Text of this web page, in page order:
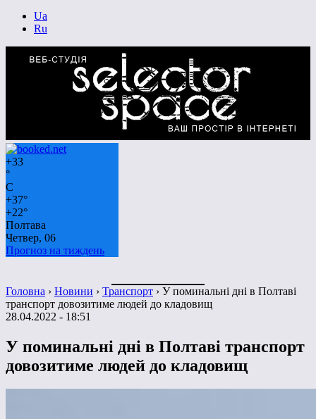
Ua
Ru
+33
°
C
+37°
+22°
Полтава
Четвер, 06
Прогноз на тиждень
Головна › Новини › Транспорт › У поминальні дні в Полтаві
транспорт довозитиме людей до кладовищ
28.04.2022 - 18:51
У поминальні дні в Полтаві транспорт
довозитиме людей до кладовищ